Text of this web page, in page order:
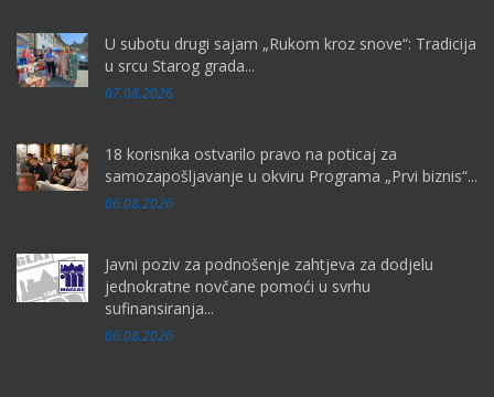
U subotu drugi sajam „Rukom kroz snove“: Tradicija
u srcu Starog grada...
07.08.2026
18 korisnika ostvarilo pravo na poticaj za
samozapošljavanje u okviru Programa „Prvi biznis“...
06.08.2026
Javni poziv za podnošenje zahtjeva za dodjelu
jednokratne novčane pomoći u svrhu
sufinansiranja...
06.08.2026